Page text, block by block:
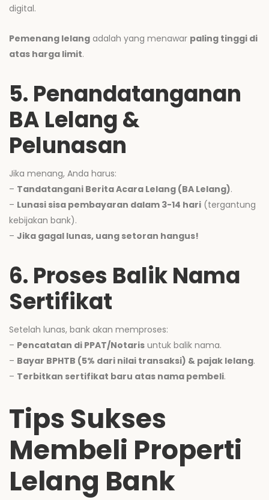
digital.
Pemenang lelang adalah yang menawar paling tinggi di
atas harga limit.
5. Penandatanganan
BA Lelang &
Pelunasan
Jika menang, Anda harus:
– Tandatangani Berita Acara Lelang (BA Lelang).
– Lunasi sisa pembayaran dalam 3-14 hari (tergantung
kebijakan bank).
– Jika gagal lunas, uang setoran hangus!
6. Proses Balik Nama
Sertifikat
Setelah lunas, bank akan memproses:
– Pencatatan di PPAT/Notaris untuk balik nama.
– Bayar BPHTB (5% dari nilai transaksi) & pajak lelang.
– Terbitkan sertifikat baru atas nama pembeli.
Tips Sukses
Membeli Properti
Lelang Bank